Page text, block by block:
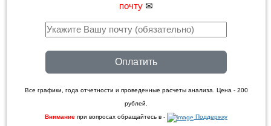
почту ✉
Оплатить
Все графики, года отчетности и проведенные расчеты анализа. Цена - 200
рублей.
Внимание при вопросах обращайтесь в - Поддержку